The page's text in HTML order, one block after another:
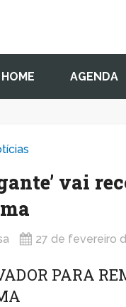
HOME AGENDA
vai
27 de fevereiro
PARA